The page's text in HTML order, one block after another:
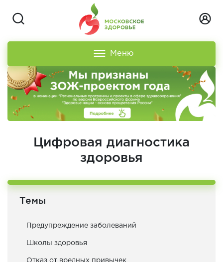
Меню
Цифровая диагностика
здоровья
Темы
Предупреждение заболеваний
Школы здоровья
Отказ от вредных привычек